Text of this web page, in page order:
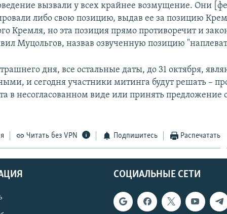
вызвали у всех крайнее возмущение. Они
либо свою позицию, выдав ее за позицию
Кремля, но эта позиция прямо противоречит и
Муцольгов, назвав озвученную позицию
дня, все остальные даты, до 31 октября,
и сегодня участники митинга будут решать –
в несогласованном виде или принять предложение
Читать без VPN Подпишитесь Распечатать
СОЦИАЛЬНЫЕ СЕТИ